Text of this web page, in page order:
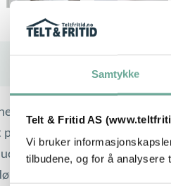
Samtykke
Telt & Fritid AS
Vi bruker
tilbudene, og for å analysere
med skål, kalles også
Fredensborg Castle i 1860.
i Toscana. De
og utendørs. Det går fint